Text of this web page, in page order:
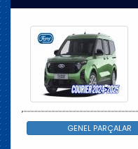
GENEL PARÇALAR